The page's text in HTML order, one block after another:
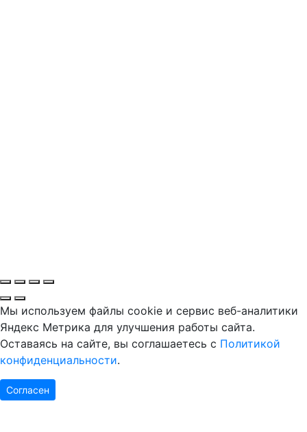
Мы используем файлы cookie и сервис веб-аналитики
Яндекс Метрика для улучшения работы сайта.
Оставаясь на сайте, вы соглашаетесь с Политикой
конфиденциальности.
Согласен